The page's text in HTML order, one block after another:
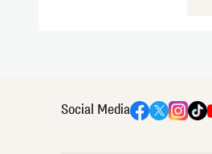
Social Media